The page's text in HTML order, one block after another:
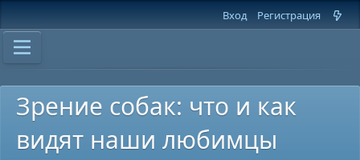
Вход Регистрация
Зрение собак: что и как
видят наши любимцы